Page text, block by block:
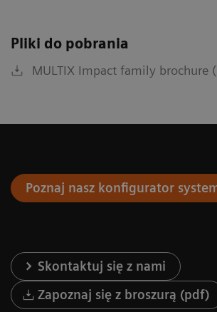
Pliki do pobrania
MULTIX Impact family brochure
Poznaj nasz konfigurator
Skontaktuj się z nami
Zapoznaj się z broszurą (pdf)